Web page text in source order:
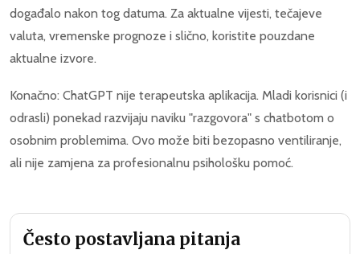
događalo nakon tog datuma. Za aktualne vijesti, tečajeve
valuta, vremenske prognoze i slično, koristite pouzdane
aktualne izvore.
Konačno: ChatGPT nije terapeutska aplikacija. Mladi korisnici (i
odrasli) ponekad razvijaju naviku "razgovora" s chatbotom o
osobnim problemima. Ovo može biti bezopasno ventiliranje,
ali nije zamjena za profesionalnu psihološku pomoć.
Često postavljana pitanja